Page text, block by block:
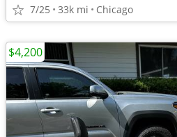
7/25 33k mi Chicago
$4,200